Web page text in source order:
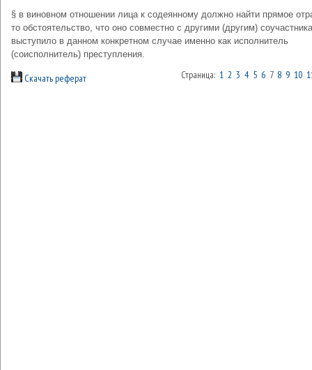
§ в виновном отношении лица к содеянному должно найти прямое
то обстоятельство, что оно совместно с другими (другим)
выступило в данном конкретном случае именно как исполнитель
(соисполнитель) преступления.
Скачать реферат Страница: 1 2 3 4 5 6 7 8 9 10